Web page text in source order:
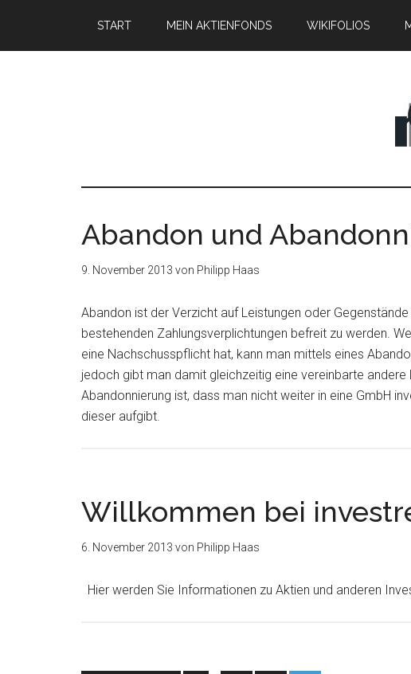
START MEIN AKTIENFONDS WIKIFOLIOS
Abandon und
9. November 2013 von Philipp Haas
Abandon ist der Verzicht auf Leistungen oder
bestehenden Zahlungsverplichtungen befreit zu werden.
eine Nachschusspflicht hat, kann man mittels eines
jedoch gibt man damit gleichzeitig eine vereinbarte
Abandonnierung ist, dass man nicht weiter in eine GmbH
dieser aufgibt.
Willkommen bei
6. November 2013 von Philipp Haas
Hier werden Sie Informationen zu Aktien und anderen